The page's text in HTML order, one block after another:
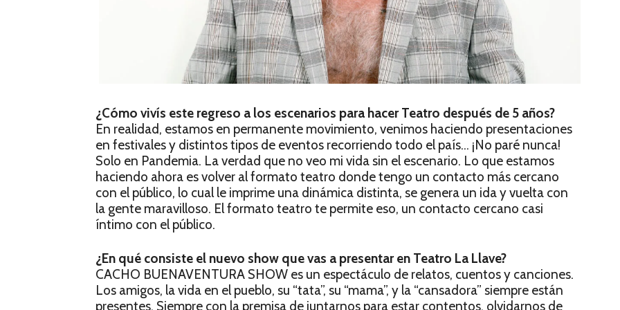
¿Cómo vivís este regreso a los escenarios para hacer Teatro después de 5 años?
En realidad, estamos en permanente movimiento, venimos haciendo presentaciones
en festivales y distintos tipos de eventos recorriendo todo el país… ¡No paré nunca!
Solo en Pandemia. La verdad que no veo mi vida sin el escenario. Lo que estamos
haciendo ahora es volver al formato teatro donde tengo un contacto más cercano
con el público, lo cual le imprime una dinámica distinta, se genera un ida y vuelta con
la gente maravilloso. El formato teatro te permite eso, un contacto cercano casi
íntimo con el público.
¿En qué consiste el nuevo show que vas a presentar en Teatro La Llave?
CACHO BUENAVENTURA SHOW es un espectáculo de relatos, cuentos y canciones.
Los amigos, la vida en el pueblo, su “tata”, su “mama”, y la “cansadora” siempre están
presentes. Siempre con la premisa de juntarnos para estar contentos, olvidarnos de